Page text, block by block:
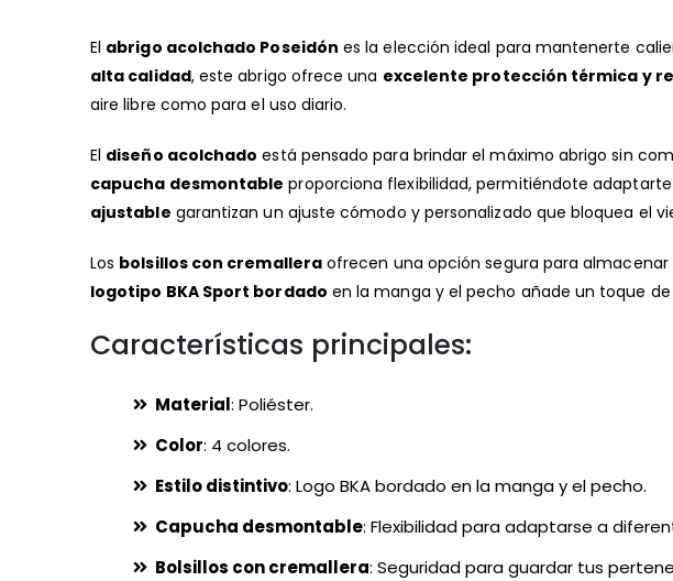
la
galería
de
El abrigo acolchado Poseidón es la elección ideal para mantenerte
alta calidad, este abrigo ofrece una excelente protección térmica y
aire libre como para el uso diario.
El diseño acolchado está pensado para brindar el máximo abrigo sin
capucha desmontable proporciona flexibilidad, permitiéndote
ajustable garantizan un ajuste cómodo y personalizado que bloquea el
Los bolsillos con cremalleraofrecen una opción segura para
logotipo BKA Sport bordado en la manga y el pecho añade un toque
Características principales:
Material: Poliéster.
Color: 4 colores.
Estilo distintivo: Logo BKA bordado en la manga y el pecho.
Capucha desmontable: Flexibilidad para adaptarse a
Bolsillos con cremallera: Seguridad para guardar tus